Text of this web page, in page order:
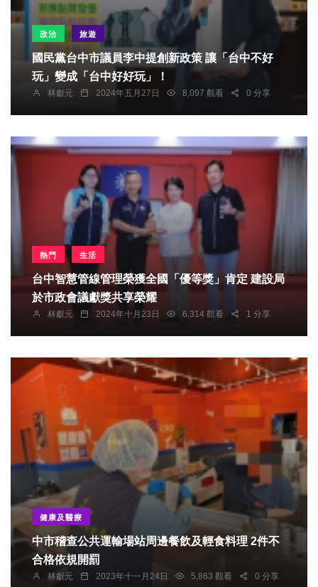
政治 旅遊
國民黨台中市議員李中提創新政策 讓「台中不好
玩」變成「台中好好玩」！
林獻元 2024年五月27日 8,097 觀看 0 分享
熱門 生活
台中智慧管線管理榮獲全國「優等獎」肯定 建設局
於市政會議獻獎共享榮耀
林獻元 2024年十月23日 6,314 觀看 1 分享
健康及醫療
中市稽查公共運輸場站周邊餐飲及輕食料理 2件不
合格依規開罰
林獻元 2023年十一月24日 5,863 觀看 0 分享